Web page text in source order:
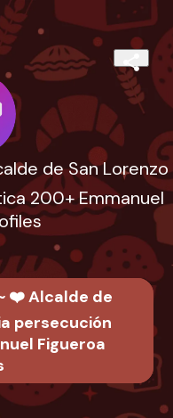
de San Lorenzo
200+ Emmanuel
❤️ Alcalde de
persecución
Figueroa